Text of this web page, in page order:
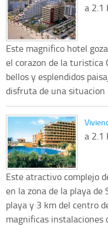
a 2.1
Este magnifico hotel
el corazon de la turistica
bellos y esplendidos
disfruta de una situacion
a 2.1
Este atractivo complejo
en la zona de la playa
playa y 3 km del centro
magnificas instalaciones